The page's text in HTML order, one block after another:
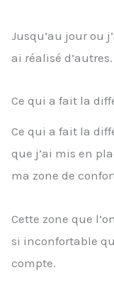
Jusqu’au jour ou
ai réalisé d’autres.
Ce qui a fait la
Ce qui a fait la
que j’ai mis en
ma zone de
Cette zone que
si inconfortable
compte.